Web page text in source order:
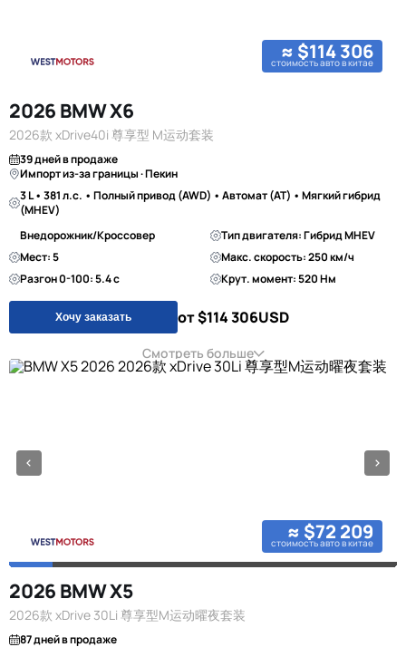
≈ $114 306
стоимость авто в китае
2026 BMW X6
2026款 xDrive40i 尊享型 M运动套装
39 дней в продаже
Импорт из-за границы · Пекин
3 L • 381 л.с. • Полный привод (AWD) • Автомат (AT) • Мягкий гибрид
(MHEV)
Внедорожник/Кроссовер
Тип двигателя: Гибрид MHEV
Мест: 5
Макс. скорость: 250 км/ч
Разгон 0-100: 5.4 с
Крут. момент: 520 Нм
Хочу заказать от $114 306USD
Смотреть больше
≈ $72 209
стоимость авто в китае
2026 BMW X5
2026款 xDrive 30Li 尊享型M运动曜夜套装
87 дней в продаже